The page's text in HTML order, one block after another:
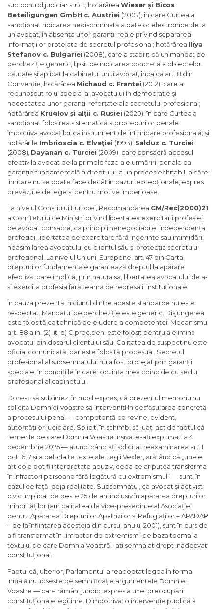
sub control judiciar strict; hotărârea Wieser și Bicos
Beteiligungen GmbH c. Austriei (2007), în care Curtea a
sancționat ridicarea nediscriminată a datelor electronice de la
un avocat, în absența unor garanții reale privind separarea
informațiilor protejate de secretul profesional; hotărârea Iliya
Stefanov c. Bulgariei (2008), care a stabilit că un mandat de
percheziție generic, lipsit de indicarea concretă a obiectelor
căutate și aplicat la cabinetul unui avocat, încalcă art. 8 din
Convenție; hotărârea Michaud c. Franței (2012), care a
recunoscut rolul special al avocatului în democrație și
necesitatea unor garanții reforțate ale secretului profesional;
hotărârea Kruglov și alții c. Rusiei (2020), în care Curtea a
sancționat folosirea sistematică a procedurilor penale
împotriva avocaților ca instrument de intimidare profesională; și
hotărârile Imbrioscia c. Elveției (1993), Salduz c. Turciei
(2008), Dayanan c. Turciei (2009), care consacră accesul
efectiv la avocat de la primele faze ale urmăririi penale ca
garanție fundamentală a dreptului la un proces echitabil, a cărei
limitare nu se poate face decât în cazuri excepționale, expres
prevăzute de lege și pentru motive imperioase.
La nivelul Consiliului Europei, Recomandarea CM/Rec(2000)21
a Comitetului de Miniștri privind libertatea exercitării profesiei
de avocat consacră, ca principii nenegociabile: independența
profesiei, libertatea de exercitare fără ingerințe sau intimidări,
neasimilarea avocatului cu clientul său și protecția secretului
profesional. La nivelul Uniunii Europene, art. 47 din Carta
drepturilor fundamentale garantează dreptul la apărare
efectivă, care implică, prin natura sa, libertatea avocatului de a-
și exercita profesia fără teama de represalii instituționale.
În cauza prezentă, niciunul dintre aceste standarde nu este
respectat. Mandatul de percheziție este generic. Disjungerea
este folosită ca tehnică de eludare a competenței. Mecanismul
art. 88 alin. (2) lit. d) C.proc.pen. este folosit pentru a elimina
avocatul din dosarul clientului său. Calitatea de suspect nu este
oficial comunicată, dar este folosită procesual. Secretul
profesional al subsemnatului nu a fost protejat prin garanții
speciale, în condițiile în care locuința mea coincide cu sediul
profesional al cabinetului.
Doresc să subliniez, în mod expres, că prezentul memoriu nu
solicită Domniei Voastre să interveniți în desfășurarea concretă
a procesului penal — competență ce revine, evident,
autorităților judiciare. Solicit, în schimb, să luați act de faptul că
temerile pe care Domnia Voastră înșivă le-ați exprimat la 4
decembrie 2025 — atunci când ați solicitat reexaminarea art. I
pct. 6, 7 și a celorlalte texte ale Legii Vexler, arătând că „unele
articole pot fi interpretate abuziv, ceea ce ar putea transforma
în infractori persoane fără legătură cu extremismul” — sunt, în
cazul de față, deja realitate. Subsemnatul, ca avocat și activist
civic implicat de peste 25 de ani inclusiv în apărarea drepturilor
minorităților (am calitatea de vice-președinte al Asociației
pentru Apărarea Drepturilor Apatrizilor și Refugiaților – APADAR
– de la înființarea acesteia din cursul anului 2001), sunt în curs de
a fi transformat în „infractor de extremism” pe baza tocmai a
textului pe care Domnia Voastră l-ați semnalat drept inadecvat
constituțional.
Faptul că, ulterior, Parlamentul a readoptat legea în forma
inițială nu lipsește de semnificație argumentele Domniei
Voastre — care rămân, juridic, expresia unei preocupări
constituționale legitime. Dimpotrivă: o intervenție publică a